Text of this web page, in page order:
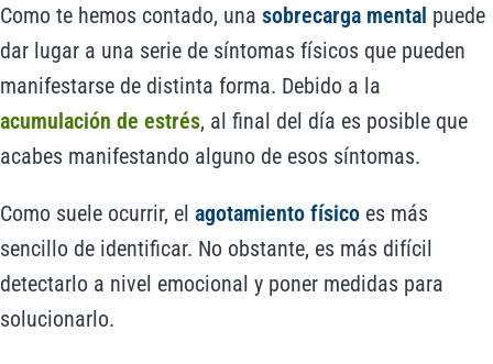
Como te hemos contado, una sobrecarga mental puede
dar lugar a una serie de síntomas físicos que pueden
manifestarse de distinta forma. Debido a la
acumulación de estrés, al final del día es posible que
acabes manifestando alguno de esos síntomas.
Como suele ocurrir, el agotamiento físico es más
sencillo de identificar. No obstante, es más difícil
detectarlo a nivel emocional y poner medidas para
solucionarlo.